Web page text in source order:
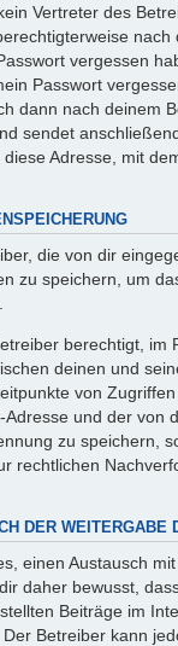
Vertreter des
nach
vergessen
Passwort
dann nach deinem
sendet
Adresse, mit
die von dir
zu speichern, um
berechtigt, im
deinen und
von
und der von
zu speichern,
rechtlichen
DER WEITERGABE
einen Austausch
daher bewusst,
Beiträge im
Betreiber kann